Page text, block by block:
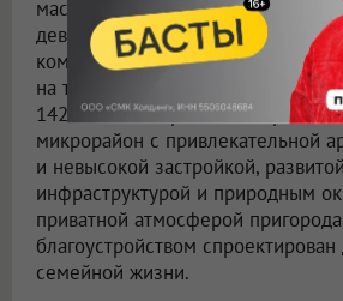
масштабный проект одного из
девелоперов России — Группы
комплекс «Счастье в Кольцово»
на три тысячи квартир площадью
142 тысяч квадратных метров.
микрорайон с привлекательной
и невысокой застройкой, развитой
инфраструктурой и природным
приватной атмосферой
благоустройством
семейной жизни.